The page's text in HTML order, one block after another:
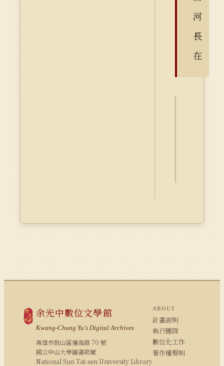
河
長
在
余光中數位文學館
Kwang-Chung Yu's Digital Archives
高雄市鼓山區蓮海路 70 號
國立中山大學圖書館藏
National Sun Yat-sen University Library
ABOUT
計畫說明
執行團隊
數位化工作
著作權聲明